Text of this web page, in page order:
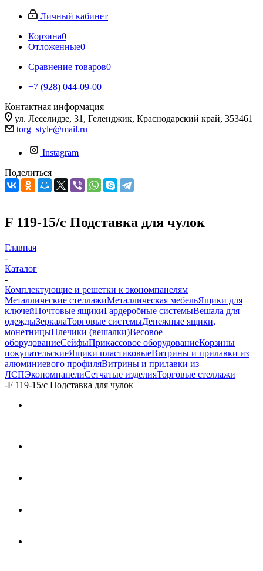
Личный кабинет
Корзина0
Отложенные0
Сравнение товаров0
+7 (928) 044-09-00
Контактная информация
ул. Леселидзе, 31, Геленджик, Краснодарский край, 353461
torg_style@mail.ru
Instagram
Поделиться
F 119-15/c Подставка для чулок
Главная
-
Каталог
-
Комплектующие и решетки к экономпанелям
Металлические стеллажиМеталлическая мебельЯщики для
ключейПочтовые ящикиГардеробные системыВешала для
одеждыЗеркалаТорговые системыДенежные ящики,
монетницыПлечики (вешалки)Весовое
оборудованиеСейфыПрикассовое оборудованиеКорзины
покупательскиеЯщики пластиковыеВитрины и прилавки из
алюминиевого профиляВитрины и прилавки из
ЛСПЭкономпанелиСетчатые изделияТорговые стеллажи
-F 119-15/c Подставка для чулок